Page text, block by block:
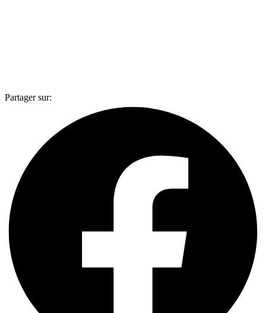
Partager sur: